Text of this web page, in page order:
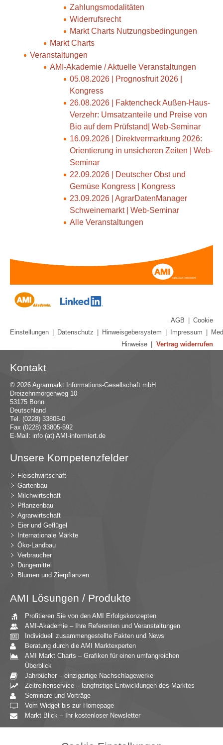
Zahlungsmodalitäten
Widerrufsrecht
Markt Charts Nutzungsbedingungen
Markt Charts
Veranstaltungen
AMI-Akademie / Aktuelle Veranstaltungen
05.08.2026 | Prognosfruit 2026 |
Kongress
26.08.2026 | Faktencheck Außen-Haus-
Verzehr: Umsatzanteile und Preise von
Bio auf dem Prüfstand| Web-Seminar
16.09.2026 | Direktvermarktung 2026:
Orientierung in unsicheren Zeiten | Web-
Seminar
22.09.2026 | Deutscher Obst und
Gemüse Kongress | Kongress
23.09.2026 | AgrarDatenManager
Schweinemarkt | Web-Seminar
Alle Veranstaltungen
AGB
Cookie
Einstellungen
Datenschutz Hinweisgebersystem Impressum
Hinweise
Vertrag widerrufen
Kontakt
© 2026 Agrarmarkt Informations-Gesellschaft mbH
Dreizehnmorgenweg 10
53175 Bonn
Deutschland
Tel. (0228) 33805-0
Fax (0228) 33805-592
E-Mail: info (at) AMI-informiert.de
Unsere Kompetenzfelder
Fleischwirtschaft
Gartenbau
Milchwirtschaft
Pflanzenbau
Agrarwirtschaft
Eier und Geflügel
Internationale Märkte
Öko-Landbau
Verbraucher
Düngemittel
Blumen und Zierpflanzen
AMI Lösungen / Produkte
Profitieren Sie von den AMI Erfolgskonzepten
AMI-Akademie – Ihre Referenten und Veranstaltungen
Individuell zusammengestellte Fakten und News
Beratung durch die AMI Marktexperten
AMI Markt Charts – Grafiken für einen umfangreichen
Überblick
Jahrbücher – einzigartige Nachschlagewerke
Zeitreihenservice – langfristige Entwicklungen des Marktes
Seminare und Vorträge
Vom Widget bis zur Homepage
Markt Blick – Ihr kostenloser Newsletter